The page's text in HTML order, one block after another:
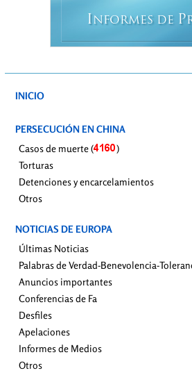
INFORMES DE P
INICIO
PERSECUCIÓN EN CHINA
Casos de muerte (
)
Torturas
Detenciones y encarcelamientos
Otros
NOTICIAS DE EUROPA
Últimas Noticias
Palabras de Verdad-Benevolencia-
Anuncios importantes
Conferencias de Fa
Desfiles
Apelaciones
Informes de Medios
Otros